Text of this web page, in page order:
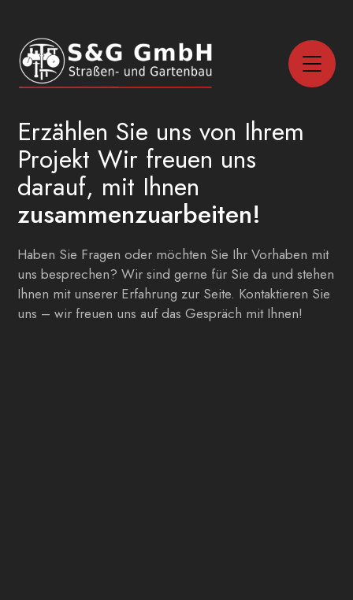
Erzählen Sie uns von Ihrem
Projekt Wir freuen uns
darauf, mit Ihnen
zusammenzuarbeiten!
Haben Sie Fragen oder möchten Sie Ihr Vorhaben mit
uns besprechen? Wir sind gerne für Sie da und stehen
Ihnen mit unserer Erfahrung zur Seite. Kontaktieren Sie
uns – wir freuen uns auf das Gespräch mit Ihnen!